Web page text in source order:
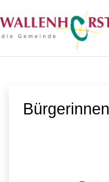
Zum Hauptinhalt springen